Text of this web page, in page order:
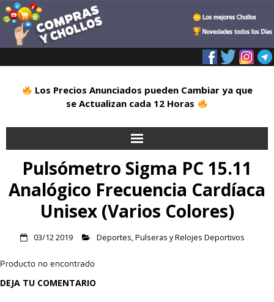
Los Precios Anunciados pueden Cambiar ya que
se Actualizan cada 12 Horas
Inicio
Alimentación
Hogar
Pulsómetro Sigma PC 15.11
Analógico Frecuencia Cardíaca
Unisex (Varios Colores)
03/12 2019 Deportes,Pulseras y Relojes Deportivos
Producto no encontrado
DEJA TU COMENTARIO